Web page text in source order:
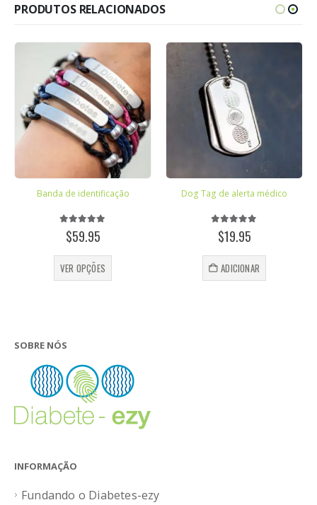
PRODUTOS RELACIONADOS
Banda de identificação
5.00out of 5
$59.95
VER OPÇÕES
This product has multiple variants. The options may be chosen on the product page
Dog Tag de alerta médico
5.00out of 5
$19.95
ADICIONAR
SOBRE NÓS
INFORMAÇÃO
Fundando o Diabetes-ezy